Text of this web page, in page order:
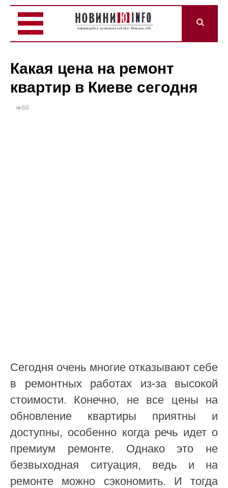
Какая цена на ремонт
квартир в Киеве сегодня
68
Сегодня очень многие отказывают себе
в ремонтных работах из-за высокой
стоимости. Конечно, не все цены на
обновление квартиры приятны и
доступны, особенно когда речь идет о
премиум ремонте. Однако это не
безвыходная ситуация, ведь и на
ремонте можно сэкономить. И тогда